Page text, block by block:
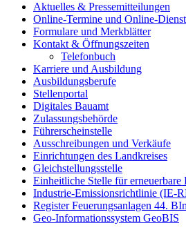
Aktuelles & Pressemitteilungen
Online-Termine und Online-
Formulare und Merkblätter
Kontakt & Öffnungszeiten
Telefonbuch
Karriere und Ausbildung
Ausbildungsberufe
Stellenportal
Digitales Bauamt
Zulassungsbehörde
Führerscheinstelle
Ausschreibungen und Verkäufe
Einrichtungen des Landkreises
Gleichstellungsstelle
Einheitliche Stelle für erneuerbare
Industrie-Emissionsrichtlinie (IE-
Register Feuerungsanlagen 44.
Geo-Informationssystem GeoBIS